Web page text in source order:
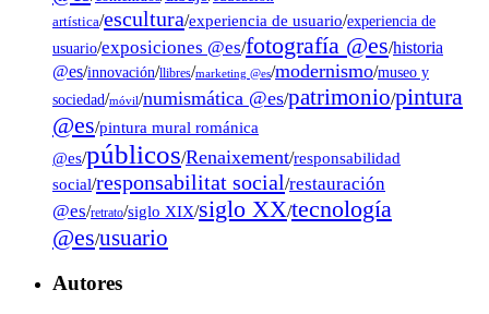
artística/escultura/experiencia de usuario/experiencia de
usuario/exposiciones @es/fotografía @es/historia
@es/innovación/llibres/marketing @es/modernismo/museo y
sociedad/móvil/numismática @es/patrimonio/pintura
@es/pintura mural románica
@es/públicos/Renaixement/responsabilidad
social/responsabilitat social/restauración
@es/retrato/siglo XIX/siglo XX/tecnología
@es/usuario
Autores